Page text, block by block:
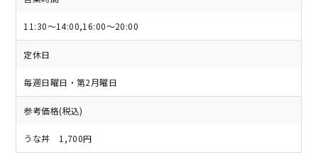
11:30～14:00,16:00～20:00
定休日
毎週日曜日・第2月曜日
参考価格(税込)
うな丼 1,700円